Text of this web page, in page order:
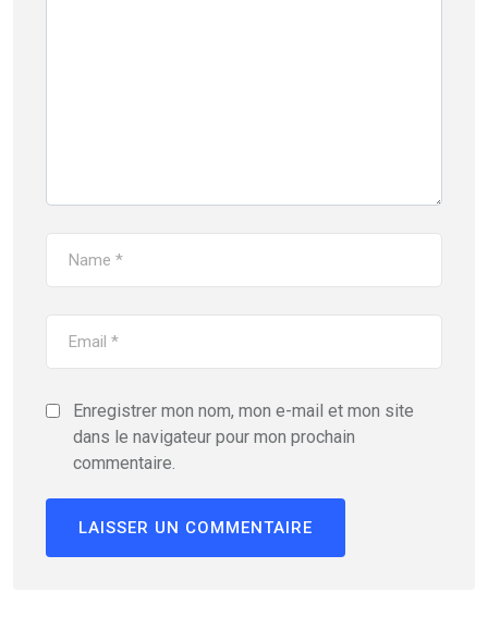
Enregistrer mon nom, mon e-mail et mon site
dans le navigateur pour mon prochain
commentaire.